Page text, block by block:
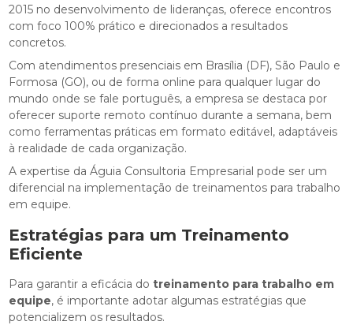
2015 no desenvolvimento de lideranças, oferece encontros
com foco 100% prático e direcionados a resultados
concretos.
Com atendimentos presenciais em Brasília (DF), São Paulo e
Formosa (GO), ou de forma online para qualquer lugar do
mundo onde se fale português, a empresa se destaca por
oferecer suporte remoto contínuo durante a semana, bem
como ferramentas práticas em formato editável, adaptáveis
à realidade de cada organização.
A expertise da Águia Consultoria Empresarial pode ser um
diferencial na implementação de treinamentos para trabalho
em equipe.
Estratégias para um Treinamento
Eficiente
Para garantir a eficácia dotreinamento para trabalho em
equipe, é importante adotar algumas estratégias que
potencializem os resultados.